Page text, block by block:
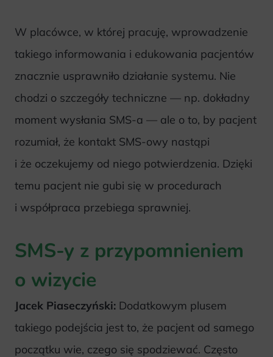
W placówce, w której pracuję, wprowadzenie
takiego informowania i edukowania pacjentów
znacznie usprawniło działanie systemu. Nie
chodzi o szczegóły techniczne — np. dokładny
moment wysłania SMS-a — ale o to, by pacjent
rozumiał, że kontakt SMS-owy nastąpi
i że oczekujemy od niego potwierdzenia. Dzięki
temu pacjent nie gubi się w procedurach
i współpraca przebiega sprawniej.
SMS-y z przypomnieniem
o wizycie
Jacek Piaseczyński: Dodatkowym plusem
takiego podejścia jest to, że pacjent od samego
początku wie, czego się spodziewać. Często